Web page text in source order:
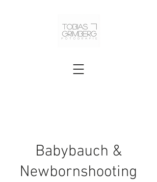
Babybauch &
Newbornshooting